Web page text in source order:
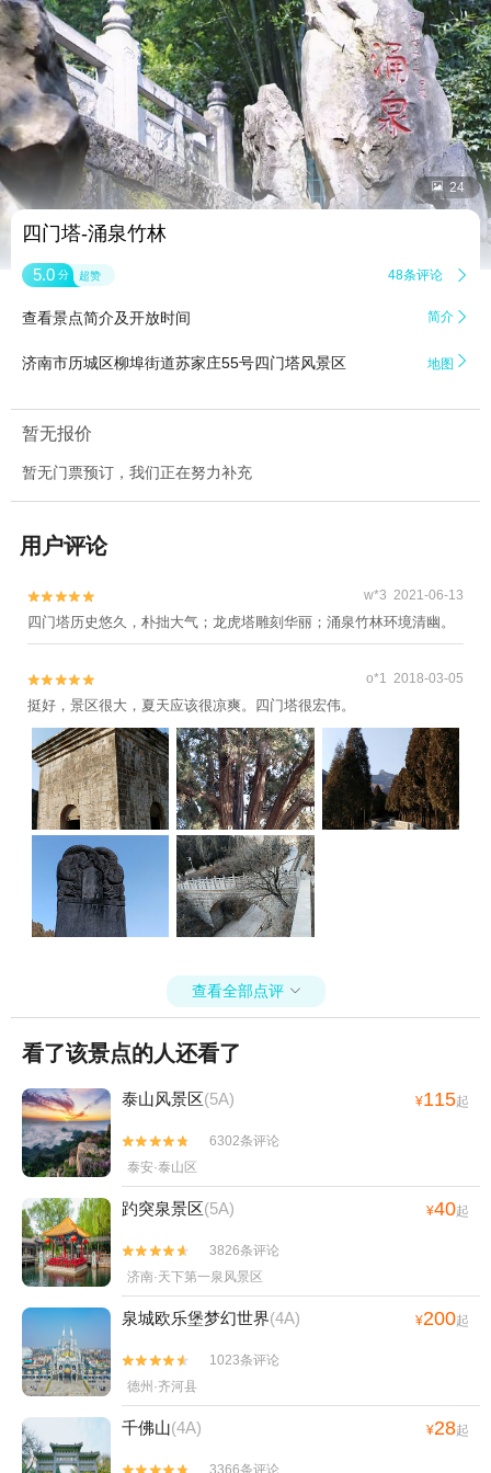
 24
四门塔-涌泉竹林
5.0 分 超赞 48条评论 
查看景点简介及开放时间 简介 
济南市历城区柳埠街道苏家庄55号四门塔风景区 地图 
暂无报价
暂无门票预订，我们正在努力补充
用户评论

 w*3 2021-06-13
四门塔历史悠久，朴拙大气；龙虎塔雕刻华丽；涌泉竹林环境清幽。

 o*1 2018-03-05
挺好，景区很大，夏天应该很凉爽。四门塔很宏伟。
查看全部点评 
看了该景点的人还看了
泰山风景区(5A) ¥115起


6302条评论
泰安·泰山区
趵突泉景区(5A) ¥40起


3826条评论
济南·天下第一泉风景区
泉城欧乐堡梦幻世界(4A) ¥200起


1023条评论
德州·齐河县
千佛山(4A) ¥28起

 3366条评论
